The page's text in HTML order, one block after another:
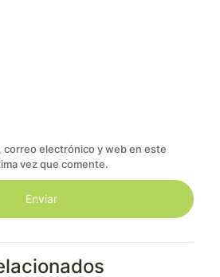
correo electrónico y web en este
vez que comente.